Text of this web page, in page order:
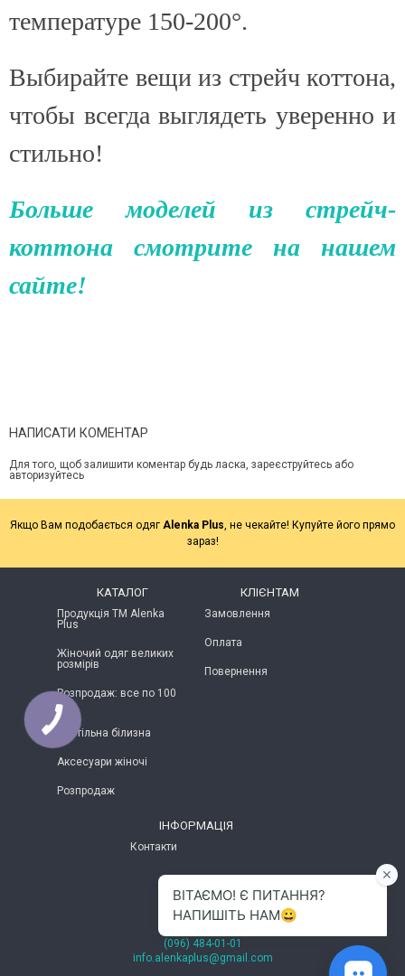
температуре 150-200°.
Выбирайте вещи из стрейч коттона,
чтобы всегда выглядеть уверенно и
стильно!
Больше моделей из стрейч-
коттона смотрите на нашем
сайте!
НАПИСАТИ КОМЕНТАР
Для того, щоб залишити коментар будь ласка, зареєструйтесь або
авторизуйтесь
Якщо Вам подобається одяг Alenka Plus, не чекайте! Купуйте його прямо
зараз!
КАТАЛОГ
Продукція ТМ Alenka
Plus
Жіночий одяг великих
розмірів
Розпродаж: все по 100
грн
Постільна білизна
Аксесуари жіночі
Розпродаж
КЛІЄНТАМ
Замовлення
Оплата
Повернення
ІНФОРМАЦІЯ
Контакти
(096) 484-01-01
info.alenkaplus@gmail.com